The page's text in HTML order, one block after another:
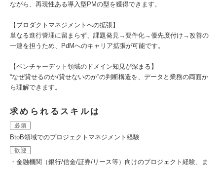
ながら、再現性ある導入型PMの型を獲得できます。
【プロダクトマネジメントへの拡張】
単なる進行管理に留まらず、課題発見→要件化→優先度付け→改善の
一連を担うため、PdMへのキャリア拡張が可能です。
【ベンチャーデット領域のドメイン知見が深まる】
“なぜ貸せるのか/貸せないのか”の判断構造を、データと業務の両面か
ら理解できます。
求められるスキルは
必須
BtoB領域でのプロジェクトマネジメント経験
歓迎
・金融機関（銀行/信金/証券/リース等）向けのプロジェクト経験、ま